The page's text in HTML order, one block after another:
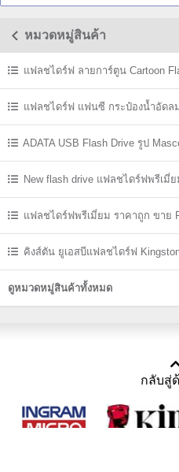
หมวดหมู่สินค้า
แฟลชไดร์ฟ ลายการ์ตูน Cartoon
แฟลชไดร์ฟ แฟนซี กระป๋องน้ำอัดล
ADATA USB Flash Drive รูป
New flash drive แฟลชไดร์ฟพรีเ
แปลกๆแฟลชไดร์ฟพรีเมี่ยม ราคาถูก ขาย
คิงส์ตัน ยูเอสบีแฟลชไดร์ฟ
ราคาส่ง
ดูหมวดหมู่สินค้าทั้งหมด
กลับสู่